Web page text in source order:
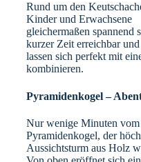
Rund um den
Kinder und Erwachsene
gleichermaßen
kurzer Zeit erreichbar und
lassen sich perfekt mit
kombinieren.
Pyramidenkogel –
Nur wenige Minuten
Pyramidenkogel, der
Aussichtsturm aus Holz